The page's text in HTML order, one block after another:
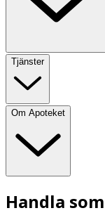
Tjänster
Om Apoteket
Handla